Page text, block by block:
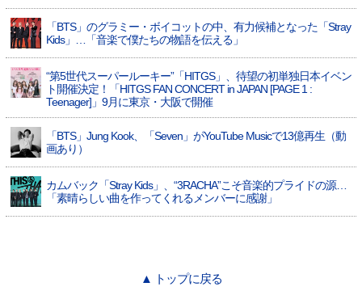
「BTS」のグラミー・ボイコットの中、有力候補となった「Stray
Kids」…「音楽で僕たちの物語を伝える」
“第5世代スーパールーキー”「HITGS」、待望の初単独日本イベン
ト開催決定！「HITGS FAN CONCERT in JAPAN [PAGE 1 :
Teenager]」9月に東京・大阪で開催
「BTS」Jung Kook、「Seven」がYouTube Musicで13億再生（動
画あり）
カムバック「Stray Kids」、“3RACHA”こそ音楽的プライドの源…
「素晴らしい曲を作ってくれるメンバーに感謝」
▲ トップに戻る